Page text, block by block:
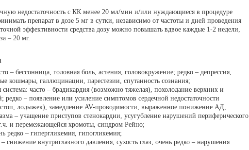
недостаточность с КК менее 20 мл/мин и/или нуждающиеся в процедуре
препарат в дозе 5 мг в сутки, независимо от частоты и дней проведения
эффективности средства дозу можно повышать вдвое каждые 1-2 недели,
– 20 мг.
– бессонница, головная боль, астения, головокружение; редко – депрессия,
кошмары, галлюцинации, парестезии, спутанность сознания;
система: часто – брадикардия (возможно тяжелая), похолодание верхних и
редко – появление или усиление симптомов сердечной недостаточности
стоп, лодыжек), замедление AV-проводимости, выраженное понижение АД,
– учащение приступов стенокардии, усугубление нарушений периферического
и перемежающейся хромоты, синдром Рейно;
редко – гипергликемия, гипогликемия;
снижение внутриглазного давления, сухость глаз; очень редко – нарушения